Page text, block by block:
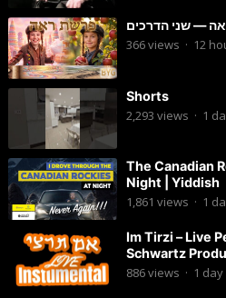
366views · 12
Shorts
2,293 views · 1
The Canadian
Night | Yiddish
1,861 views · 1
Im Tirzi – Live
Schwartz
886views · 1